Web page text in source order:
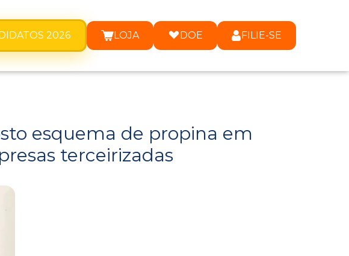
2026 LOJA DOE FILIE-SE
esquema de propina em
terceirizadas